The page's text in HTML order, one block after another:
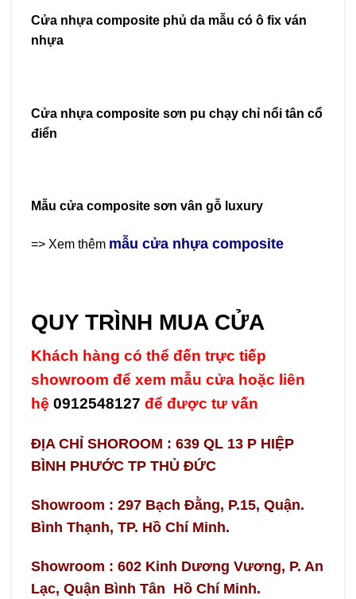
Cửa nhựa composite phủ da mẫu có ô fix ván
nhựa
Cửa nhựa composite sơn pu chạy chỉ nổi tân cổ
điển
Mẫu cửa composite sơn vân gỗ luxury
=> Xem thêm mẫu cửa nhựa composite
QUY TRÌNH MUA CỬA
Khách hàng có thể đến trực tiếp
showroom để xem mẫu cửa hoặc liên
hệ 0912548127 để được tư vấn
ĐỊA CHỈ SHOROOM : 639 QL 13 P HIỆP
BÌNH PHƯỚC TP THỦ ĐỨC
Showroom : 297 Bạch Đằng, P.15, Quận.
Bình Thạnh, TP. Hồ Chí Minh.
Showroom : 602 Kinh Dương Vương, P. An
Lạc, Quận Bình Tân Hồ Chí Minh.